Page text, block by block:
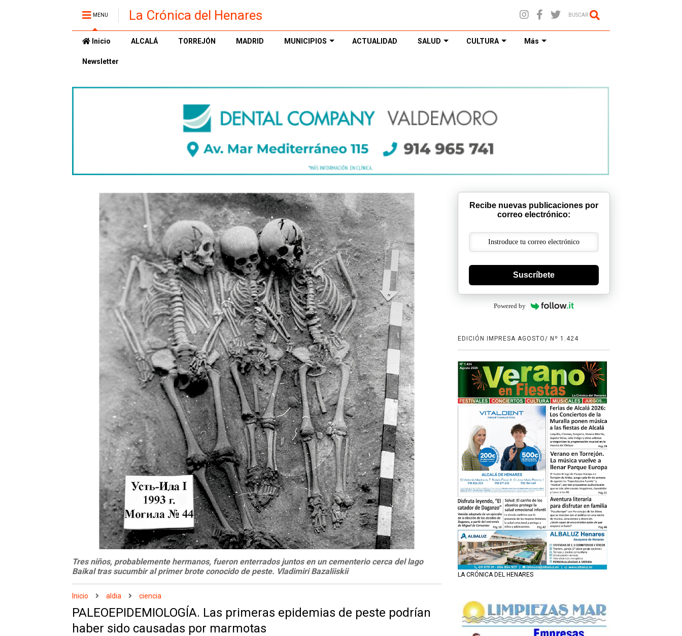
MENU La Crónica del Henares BUSCAR
Inicio ALCALÁ TORREJÓN MADRID MUNICIPIOS ACTUALIDAD SALUD CULTURA Más
Newsletter
Tres niños, probablemente hermanos, fueron enterrados juntos en un cementerio cerca del lago
Baikal tras sucumbir al primer brote conocido de peste. Vladimiri Bazaliiskii
Inicio aldia ciencia
PALEOEPIDEMIOLOGÍA. Las primeras epidemias de peste podrían
haber sido causadas por marmotas
Recibe nuevas publicaciones por
correo electrónico:
Suscríbete
Powered by
EDICIÓN IMPRESA AGOSTO/ Nº 1.424
LA CRÓNICA DEL HENARES